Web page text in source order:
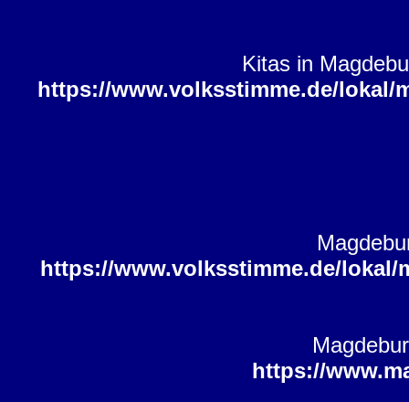
Kitas in
https://www.volksstimme.de/lokal/
https://www.volksstimme.de/lokal/
https://